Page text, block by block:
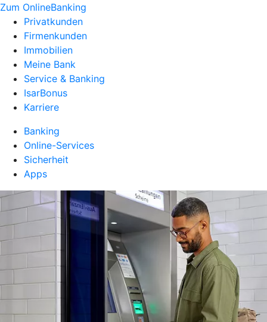
Zum OnlineBanking
Privatkunden
Firmenkunden
Immobilien
Meine Bank
Service & Banking
IsarBonus
Karriere
Banking
Online-Services
Sicherheit
Apps